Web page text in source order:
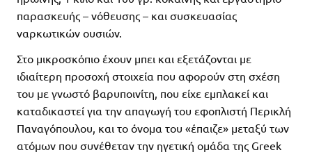
παρασκευής – νόθευσης – και συσκευασίας
ναρκωτικών ουσιών.
Στο μικροσκόπιο έχουν μπει και εξετάζονται με
ιδιαίτερη προσοχή στοιχεία που αφορούν στη σχέση
του με γνωστό βαρυποινίτη, που είχε εμπλακεί και
καταδικαστεί για την απαγωγή του εφοπλιστή Περικλή
Παναγόπουλου, και το όνομα του «έπαιζε» μεταξύ των
ατόμων που συνέθεταν την ηγετική ομάδα της Greek